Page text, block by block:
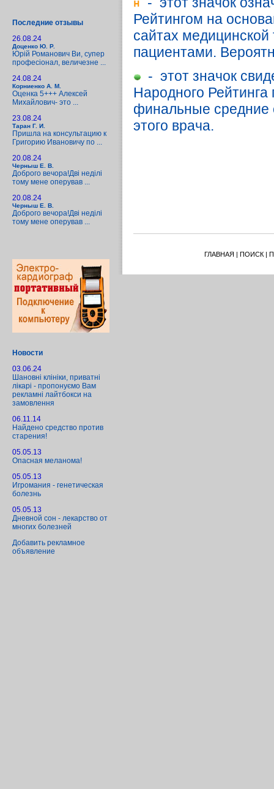
Последние отзывы
26.08.24
Доценко Ю. Р.
Юрій Романович Ви, супер
професіонал, величезне ...
24.08.24
Корниенко А. М.
Оценка 5+++ Алексей
Михайлович- это ...
23.08.24
Таран Г. И.
Пришла на консультацию к
Григорию Ивановичу по ...
20.08.24
Черныш Е. В.
Доброго вечора!Дві неділі
тому мене оперував ...
20.08.24
Черныш Е. В.
Доброго вечора!Дві неділі
тому мене оперував ...
Новости
03.06.24
Шановні клініки, приватні
лікарі - пропонуємо Вам
рекламні лайтбокси на
замовлення
06.11.14
Найдено средство против
старения!
05.05.13
Опасная меланома!
05.05.13
Игромания - генетическая
болезнь
05.05.13
Дневной сон - лекарство от
многих болезней
Добавить рекламное
объявление
Рейтингом на
сайтах
пациентами.
- этот значок
Народного Рейтинга
финальные средние
этого врача.
ГЛАВНАЯ | ПОИСК|